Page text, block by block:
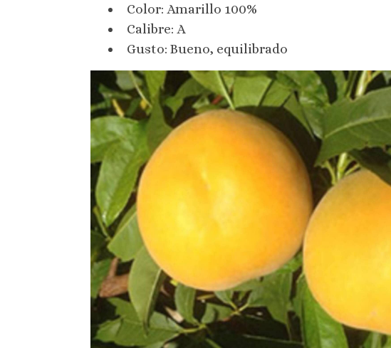
Color: Amarillo 100%
Calibre: A
Gusto: Bueno, equilibrado